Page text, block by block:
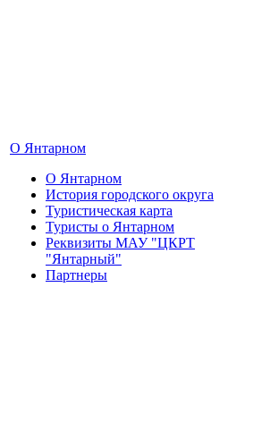
О Янтарном
О Янтарном
История городского округа
Туристическая карта
Туристы о Янтарном
Реквизиты МАУ "ЦКРТ
"Янтарный"
Партнеры